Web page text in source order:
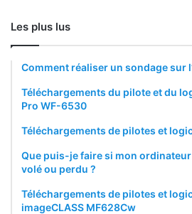
Les plus lus
Comment réaliser un sondage sur
Téléchargements du pilote et du
Pro WF-6530
Téléchargements de pilotes et
Que puis-je faire si mon
volé ou perdu ?
Téléchargements de pilotes et
imageCLASS MF628Cw